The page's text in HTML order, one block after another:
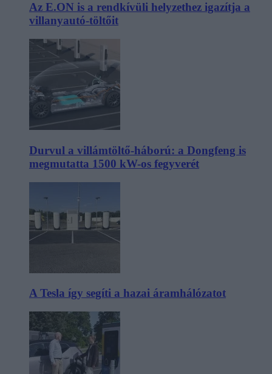
Az E.ON is a rendkívüli helyzethez igazítja a
villanyautó-töltőit
Durvul a villámtöltő-háború: a Dongfeng is
megmutatta 1500 kW-os fegyverét
A Tesla így segíti a hazai áramhálózatot